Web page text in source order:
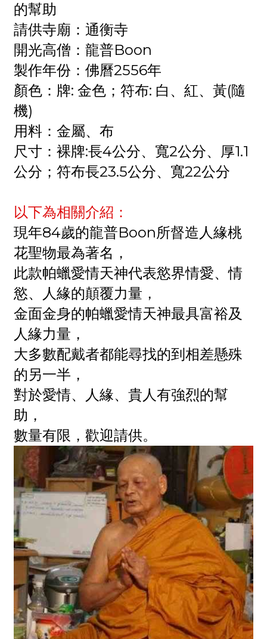
的幫助
請供寺廟：通衡寺
開光高僧：龍普Boon
製作年份：佛曆2556年
顏色：牌: 金色；符布: 白、紅、黃(隨
機)
用料：金屬、布
尺寸：裸牌:長4公分、寬2公分、厚1.1
公分；符布長23.5公分、寬22公分
以下為相關介紹：
現年84歲的龍普Boon所督造人緣桃
花聖物最為著名，
此款帕蠟愛情天神代表慾界情愛、情
慾、人緣的顛覆力量，
金面金身的帕蠟愛情天神最具富裕及
人緣力量，
大多數配戴者都能尋找的到相差懸殊
的另一半，
對於愛情、人緣、貴人有強烈的幫
助，
數量有限，歡迎請供。